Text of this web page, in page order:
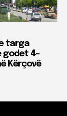
targa
godet 4-
Kërçovë